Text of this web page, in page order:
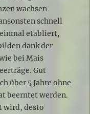
wachsen
schnell
etabliert,
dank der
bei Mais
Gut
über 5 Jahre ohne
beerntet werden.
wird, desto